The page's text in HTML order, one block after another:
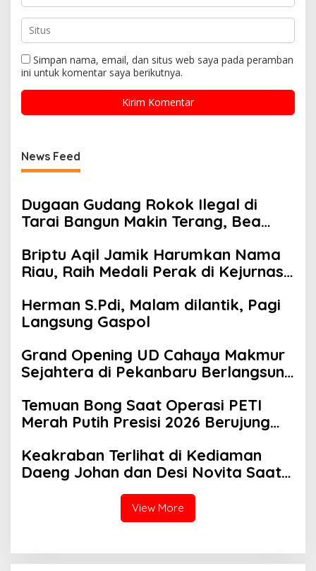
Simpan nama, email, dan situs web saya pada peramban
ini untuk komentar saya berikutnya.
News Feed
Dugaan Gudang Rokok Ilegal di
Tarai Bangun Makin Terang, Bea
Briptu Aqil Jamik Harumkan Nama
Riau, Raih Medali Perak di Kejurnas
Herman S.Pdi, Malam dilantik, Pagi
Langsung Gaspol
Grand Opening UD Cahaya Makmur
Sejahtera di Pekanbaru Berlangsung
Temuan Bong Saat Operasi PETI
Merah Putih Presisi 2026 Berujung
Keakraban Terlihat di Kediaman
Daeng Johan dan Desi Novita Saat
Rangka Acara Rutin Grup Info Lalu
Lintas sekaligus Doa Syukuran
View More